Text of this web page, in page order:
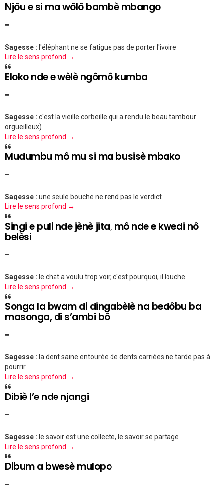
Njôu e si ma wôlô bambè mbango
""
Sagesse : l'éléphant ne se fatigue pas de porter l'ivoire
Lire le sens profond →
Eloko nde e wèlè ngômô kumba
""
Sagesse : c'est la vieille corbeille qui a rendu le beau tambour
orgueilleux)
Lire le sens profond →
Mudumbu mô mu si ma busisè mbako
""
Sagesse : une seule bouche ne rend pas le verdict
Lire le sens profond →
Singi e puli nde jènè jita, mô nde e kwedi nô
belèsi
""
Sagesse : le chat a voulu trop voir, c'est pourquoi, il louche
Lire le sens profond →
Songa la bwam di dingabèlè na bedôbu ba
masonga, di s’ambi bô
""
Sagesse : la dent saine entourée de dents carriées ne tarde pas à
pourrir
Lire le sens profond →
Dibiè l’e nde njangi
""
Sagesse : le savoir est une collecte, le savoir se partage
Lire le sens profond →
Dibum a bwesè mulopo
""